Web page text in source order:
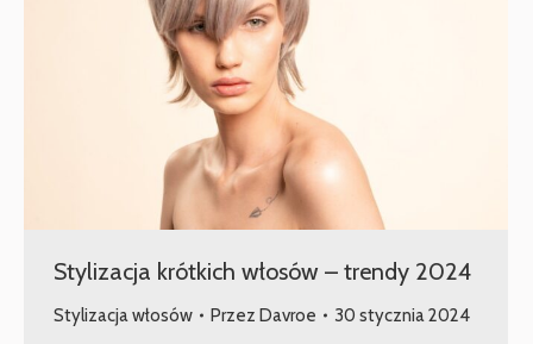
Stylizacja krótkich włosów – trendy 2024
Stylizacja włosów Przez Davroe 30 stycznia 2024